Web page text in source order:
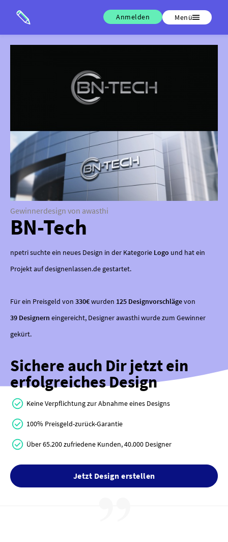
Anmelden Menü
Gewinnerdesign von awasthi
BN-Tech
npetri suchte ein neues Design in der Kategorie Logo und hat ein
Projekt auf designenlassen.de gestartet.
Für ein Preisgeld von 330€wurden 125 Designvorschlägevon
39 Designern eingereicht, Designer awasthi wurde zum Gewinner
gekürt.
Sichere auch Dir jetzt ein
erfolgreiches Design
Keine Verpflichtung zur Abnahme eines Designs
100% Preisgeld-zurück-Garantie
Über 65.200 zufriedene Kunden, 40.000 Designer
Jetzt Design erstellen